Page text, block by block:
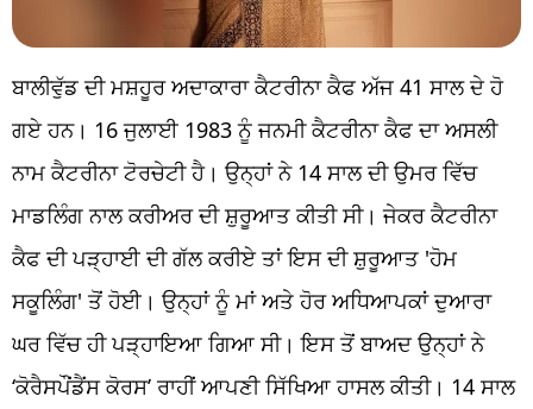
ਬਾਲੀਵੁੱਡ ਦੀ ਮਸ਼ਹੂਰ ਅਦਾਕਾਰਾ ਕੈਟਰੀਨਾ ਕੈਫ ਅੱਜ 41 ਸਾਲ ਦੇ ਹੋ
ਗਏ ਹਨ। 16 ਜੁਲਾਈ 1983 ਨੂੰ ਜਨਮੀ ਕੈਟਰੀਨਾ ਕੈਫ ਦਾ ਅਸਲੀ
ਨਾਮ ਕੈਟਰੀਨਾ ਟੋਰਚੇਟੀ ਹੈ। ਉਨ੍ਹਾਂ ਨੇ 14 ਸਾਲ ਦੀ ਉਮਰ ਵਿੱਚ
ਮਾਡਲਿੰਗ ਨਾਲ ਕਰੀਅਰ ਦੀ ਸ਼ੁਰੂਆਤ ਕੀਤੀ ਸੀ। ਜੇਕਰ ਕੈਟਰੀਨਾ
ਕੈਫ ਦੀ ਪੜ੍ਹਾਈ ਦੀ ਗੱਲ ਕਰੀਏ ਤਾਂ ਇਸ ਦੀ ਸ਼ੁਰੂਆਤ 'ਹੋਮ
ਸਕੂਲਿੰਗ' ਤੋਂ ਹੋਈ। ਉਨ੍ਹਾਂ ਨੂੰ ਮਾਂ ਅਤੇ ਹੋਰ ਅਧਿਆਪਕਾਂ ਦੁਆਰਾ
ਘਰ ਵਿੱਚ ਹੀ ਪੜ੍ਹਾਇਆ ਗਿਆ ਸੀ। ਇਸ ਤੋਂ ਬਾਅਦ ਉਨ੍ਹਾਂ ਨੇ
‘ਕੋਰੈਸਪੌਂਡੈਂਸ ਕੋਰਸ’ ਰਾਹੀਂ ਆਪਣੀ ਸਿੱਖਿਆ ਹਾਸਲ ਕੀਤੀ। 14 ਸਾਲ